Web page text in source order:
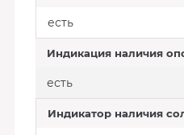
есть
Индикация наличия
есть
Индикатор наличия